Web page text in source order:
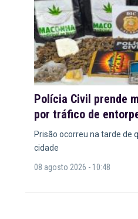
Polícia Civil prende
por tráfico de
Prisão ocorreu na tarde de
cidade
08 agosto 2026 - 10:48